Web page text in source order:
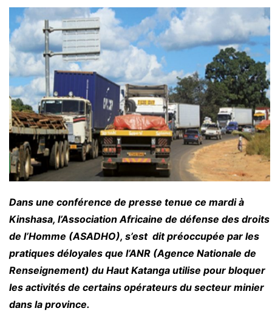
Dans une conférence de presse tenue ce mardi à
Kinshasa, l’Association Africaine de défense des droits
de l’Homme (ASADHO), s’est dit préoccupée par les
pratiques déloyales que l’ANR (Agence Nationale de
Renseignement) du Haut Katanga utilise pour bloquer
les activités de certains opérateurs du secteur minier
dans la province.